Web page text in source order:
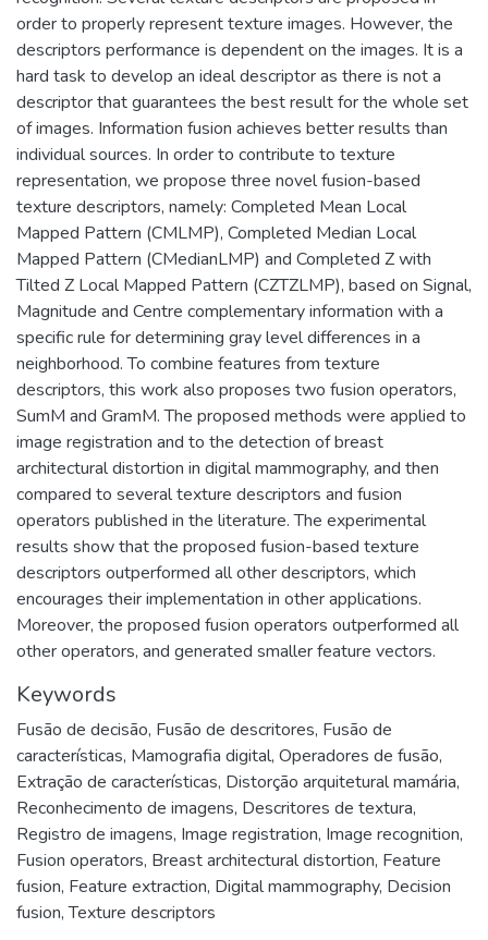
order to properly represent texture images. However, the
descriptors performance is dependent on the images. It is a
hard task to develop an ideal descriptor as there is not a
descriptor that guarantees the best result for the whole set
of images. Information fusion achieves better results than
individual sources. In order to contribute to texture
representation, we propose three novel fusion-based
texture descriptors, namely: Completed Mean Local
Mapped Pattern (CMLMP), Completed Median Local
Mapped Pattern (CMedianLMP) and Completed Z with
Tilted Z Local Mapped Pattern (CZTZLMP), based on Signal,
Magnitude and Centre complementary information with a
specific rule for determining gray level differences in a
neighborhood. To combine features from texture
descriptors, this work also proposes two fusion operators,
SumM and GramM. The proposed methods were applied to
image registration and to the detection of breast
architectural distortion in digital mammography, and then
compared to several texture descriptors and fusion
operators published in the literature. The experimental
results show that the proposed fusion-based texture
descriptors outperformed all other descriptors, which
encourages their implementation in other applications.
Moreover, the proposed fusion operators outperformed all
other operators, and generated smaller feature vectors.
Keywords
Fusão de decisão, Fusão de descritores, Fusão de
características, Mamografia digital, Operadores de fusão,
Extração de características, Distorção arquitetural mamária,
Reconhecimento de imagens, Descritores de textura,
Registro de imagens, Image registration, Image recognition,
Fusion operators, Breast architectural distortion, Feature
fusion, Feature extraction, Digital mammography, Decision
fusion,Texture descriptors